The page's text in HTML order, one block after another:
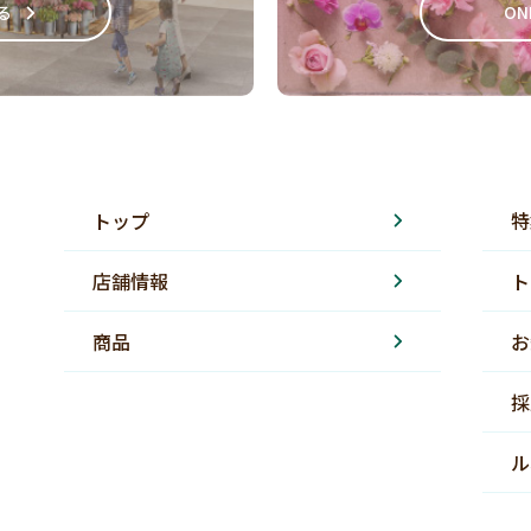
トップ
店舗情報
商品